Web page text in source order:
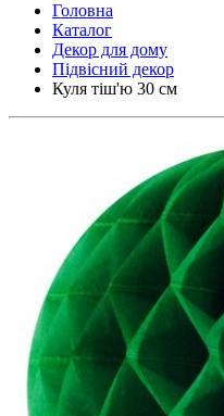
Головна
Каталог
Декор для дому
Підвісний декор
Куля тіш'ю 30 см